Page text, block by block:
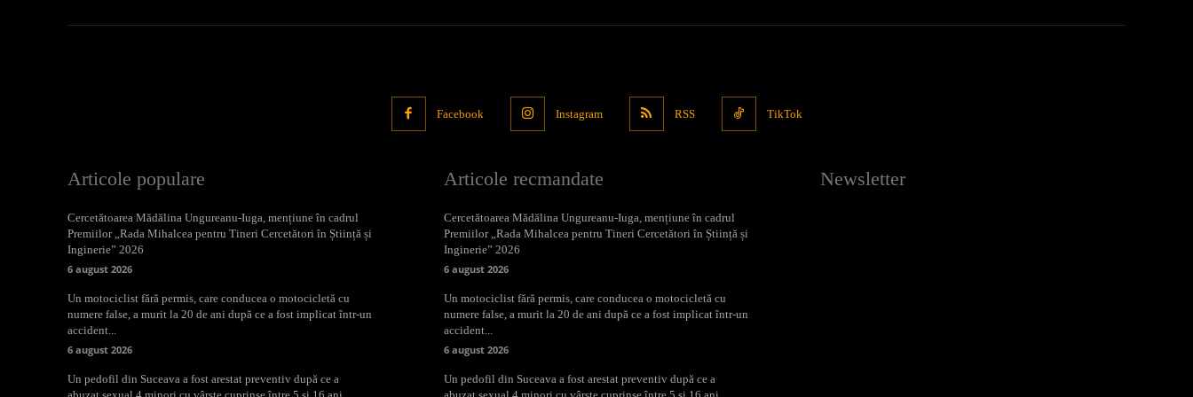
Facebook Instagram RSS TikTok
Articole populare
Cercetătoarea Mădălina Ungureanu-Iuga, mențiune în cadrul
Premiilor „Rada Mihalcea pentru Tineri Cercetători în Știință și
Inginerie” 2026
6 august 2026
Un motociclist fără permis, care conducea o motocicletă cu
numere false, a murit la 20 de ani după ce a fost implicat într-un
accident...
6 august 2026
Un pedofil din Suceava a fost arestat preventiv după ce a
Articole recmandate
Cercetătoarea Mădălina Ungureanu-Iuga, mențiune în cadrul
Premiilor „Rada Mihalcea pentru Tineri Cercetători în Știință și
Inginerie” 2026
6 august 2026
Un motociclist fără permis, care conducea o motocicletă cu
numere false, a murit la 20 de ani după ce a fost implicat într-un
accident...
6 august 2026
Un pedofil din Suceava a fost arestat preventiv după ce a
Newsletter